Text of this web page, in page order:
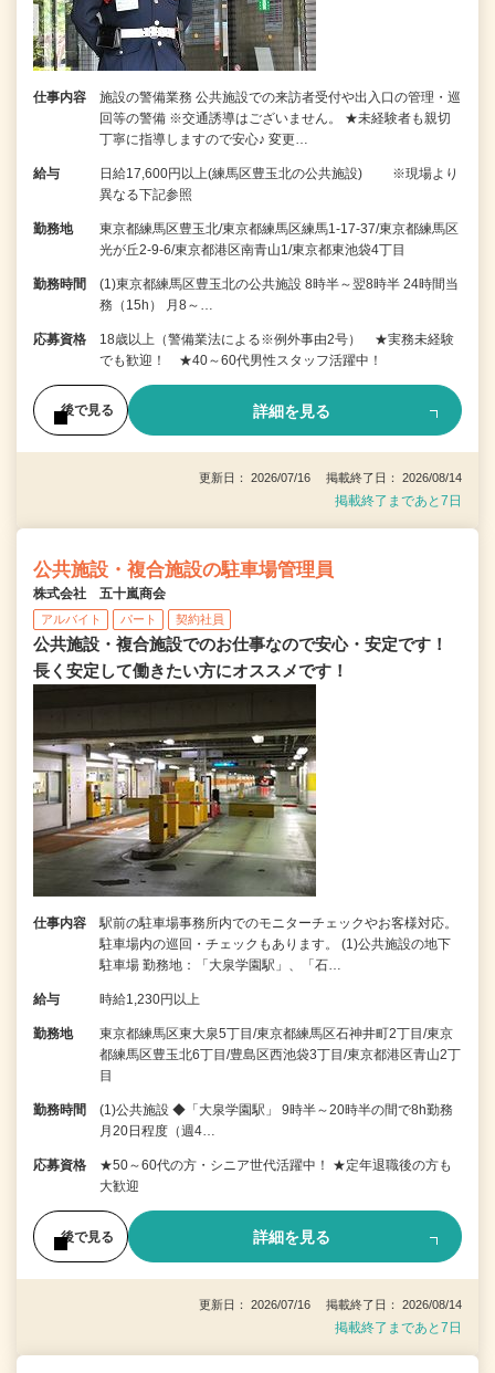
仕事内容
施設の警備業務 公共施設での来訪者受付や出入口の管理・巡
回等の警備 ※交通誘導はございません。 ★未経験者も親切
丁寧に指導しますので安心♪ 変更…
給与
日給17,600円以上(練馬区豊玉北の公共施設) ※現場より
異なる下記参照
勤務地
東京都練馬区豊玉北/東京都練馬区練馬1-17-37/東京都練馬区
光が丘2-9-6/東京都港区南青山1/東京都東池袋4丁目
勤務時間
(1)東京都練馬区豊玉北の公共施設 8時半～翌8時半 24時間当
務（15h） 月8～…
応募資格
18歳以上（警備業法による※例外事由2号） ★実務未経験
でも歓迎！ ★40～60代男性スタッフ活躍中！
後で見る 詳細を見る
更新日： 2026/07/16 掲載終了日： 2026/08/14
掲載終了まであと7日
公共施設・複合施設の駐車場管理員
株式会社 五十嵐商会
アルバイト パート 契約社員
公共施設・複合施設でのお仕事なので安心・安定です！
長く安定して働きたい方にオススメです！
仕事内容
駅前の駐車場事務所内でのモニターチェックやお客様対応。
駐車場内の巡回・チェックもあります。 (1)公共施設の地下
駐車場 勤務地：「大泉学園駅」、「石…
給与 時給1,230円以上
勤務地
東京都練馬区東大泉5丁目/東京都練馬区石神井町2丁目/東京
都練馬区豊玉北6丁目/豊島区西池袋3丁目/東京都港区青山2丁
目
勤務時間
(1)公共施設 ◆「大泉学園駅」 9時半～20時半の間で8h勤務
月20日程度（週4…
応募資格
★50～60代の方・シニア世代活躍中！ ★定年退職後の方も
大歓迎
後で見る 詳細を見る
更新日： 2026/07/16 掲載終了日： 2026/08/14
掲載終了まであと7日